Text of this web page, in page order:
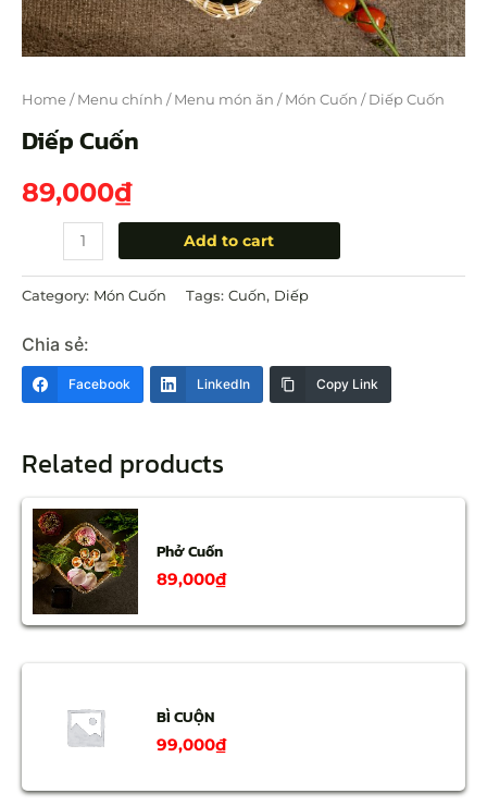
Home / Menu chính / Menu món ăn / Món Cuốn / Diếp Cuốn
Diếp Cuốn
89,000₫
Add to cart
Category: Món Cuốn Tags: Cuốn, Diếp
Chia sẻ:
Facebook LinkedIn Copy Link
Related products
Phở Cuốn
89,000₫
BÌ CUỘN
99,000₫